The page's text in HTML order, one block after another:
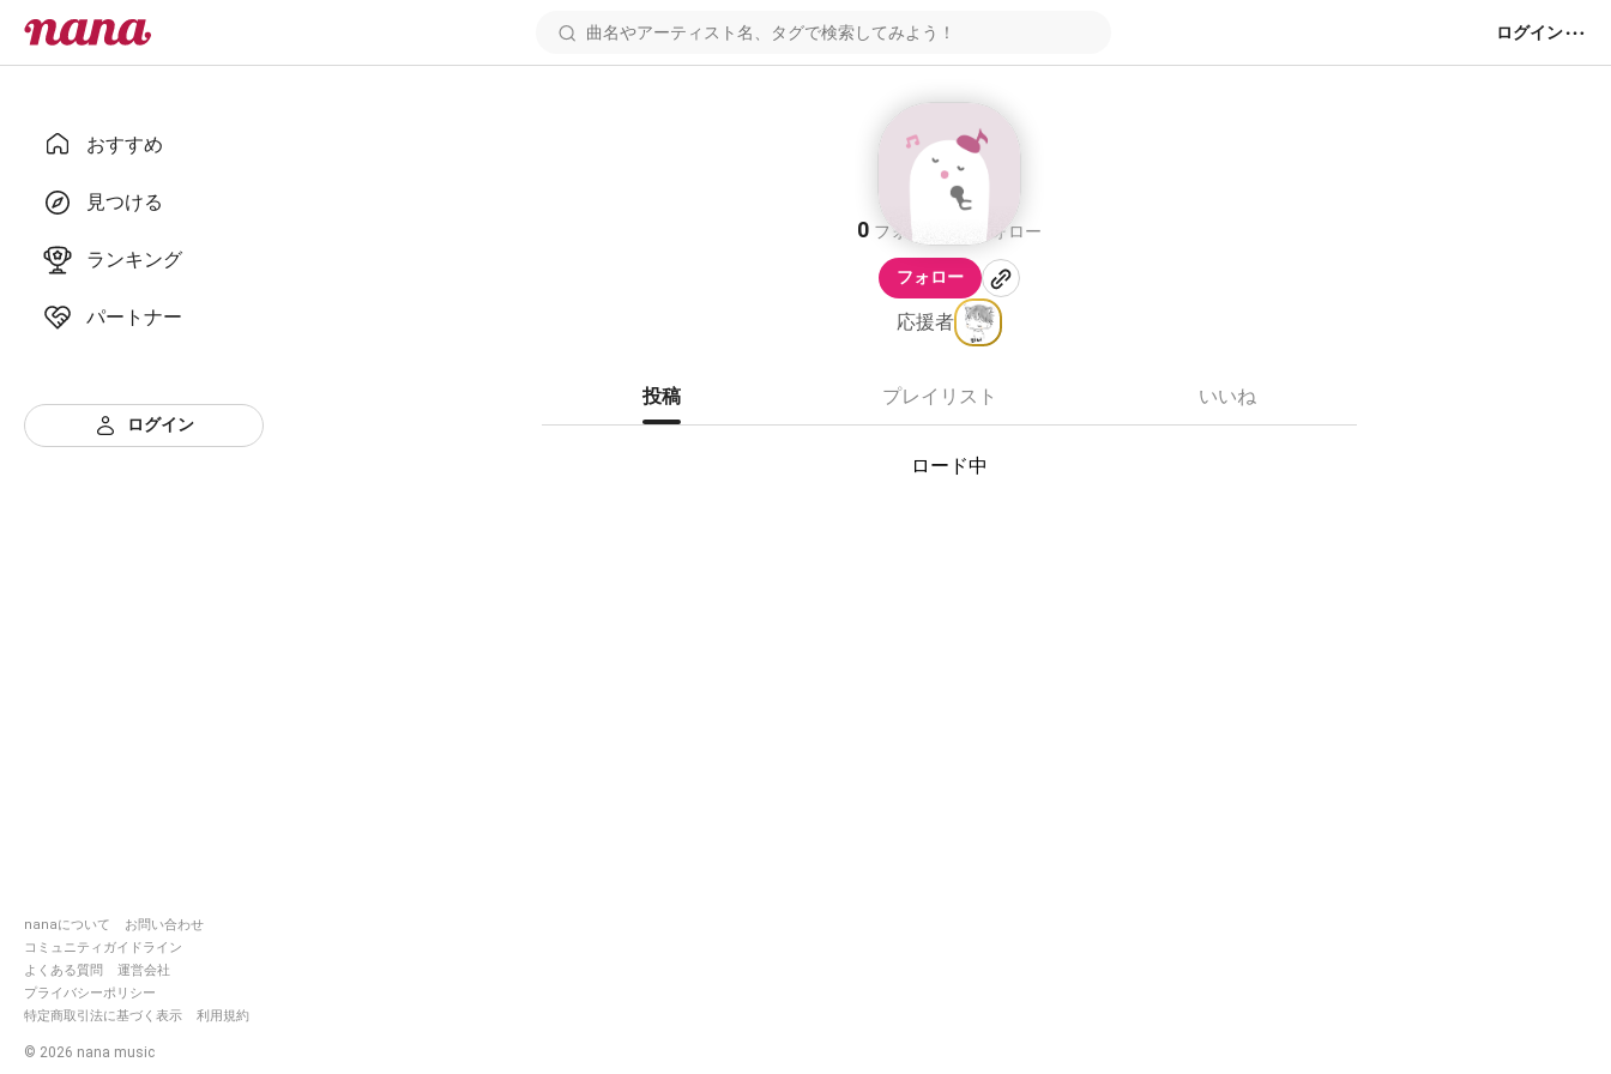
ログイン
おすすめ
見つける
ランキング
パートナー
ログイン
nanaについて
お問い合わせ
コミュニティガイドライン
よくある質問
運営会社
プライバシーポリシー
特定商取引法に基づく表示
利用規約
© 2026 nana music
ちゃおづ
0 フォロワー フォロー
フォロー
応援者
投稿 プレイリスト いいね
ロード中